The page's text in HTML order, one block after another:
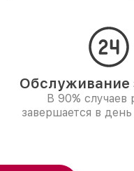
Обслуживание
В 90% случаев
завершается в